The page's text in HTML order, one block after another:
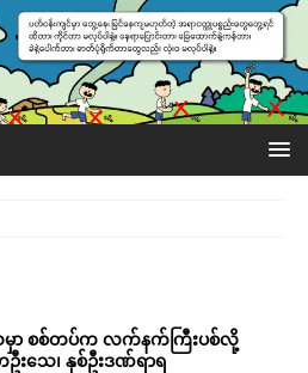
ာ စစ်တပ်က လက်နက်ကြီးပစ်လို့
းသေ၊ နှစ်ဦးဒဏ်ရာရ